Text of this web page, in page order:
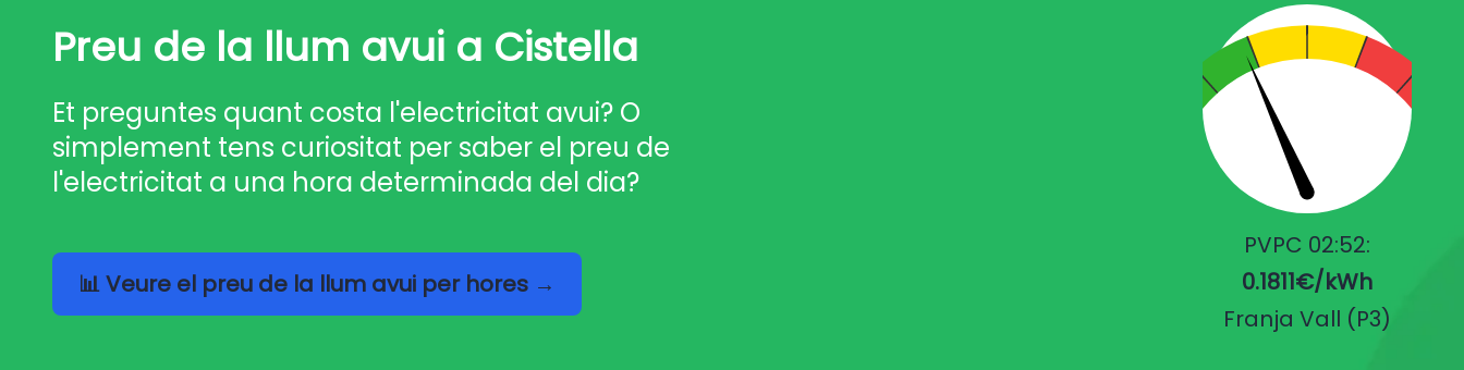
Preu de la llum avui a Cistella
Et preguntes quant costa l'electricitat avui? O
simplement tens curiositat per saber el preu de
l'electricitat a una hora determinada del dia?
📊 Veure el preu de la llum avui per hores →
PVPC 02:52:
0.1811€/kWh
Franja Vall (P3)